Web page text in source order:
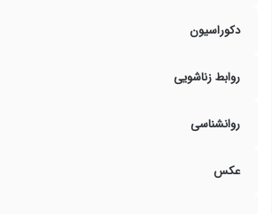
دکوراسیون
روابط زناشویی
روانشناسی
عکس